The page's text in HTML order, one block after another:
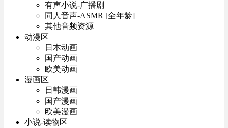
有声小说-广播剧
同人音声-ASMR [全年龄]
其他音频资源
动漫区
日本动画
国产动画
欧美动画
漫画区
日韩漫画
国产漫画
欧美漫画
小说-读物区